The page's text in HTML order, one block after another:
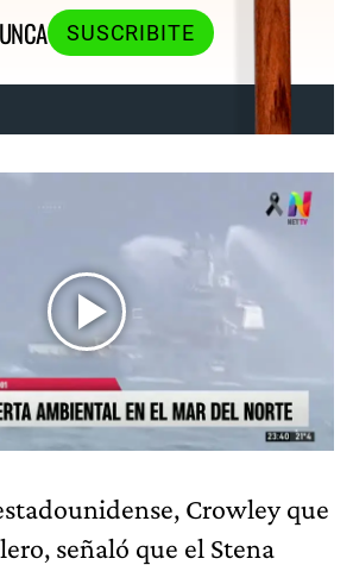
SUSCRIBITE
Crowley que
señaló que el Stena